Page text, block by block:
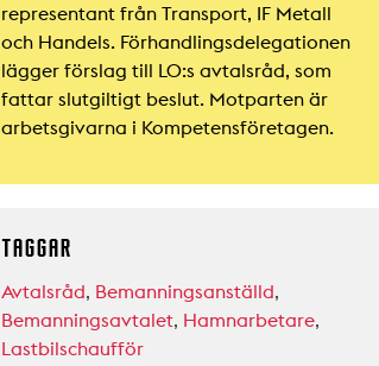
representant från Transport, IF Metall
och Handels. Förhandlingsdelegationen
lägger förslag till LO:s avtalsråd, som
fattar slutgiltigt beslut. Motparten är
arbetsgivarna i Kompetensföretagen.
TAGGAR
Avtalsråd, Bemanningsanställd,
Bemanningsavtalet, Hamnarbetare,
Lastbilschaufför